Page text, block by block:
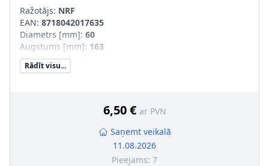
Ražotājs: NRF
EAN: 8718042017635
Diametrs [mm]: 60
Augstums [mm]: 163
Materiāls:Alumīnijs
Papildu artikuls/Papildu info 2
Rādīt visu...
6,50 € ar PVN
Saņemt veikalā
11.08.2026
Pieejams: 7